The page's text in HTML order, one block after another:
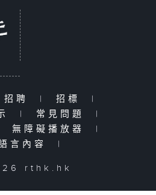
招聘 | 招標
|
| 常見問題
|
無障礙播放器
|
言內容
|
rthk.hk